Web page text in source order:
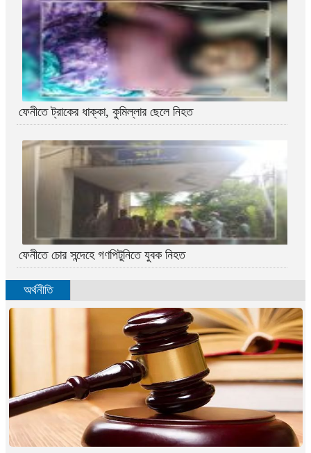
ফেনীতে ট্রাকের ধাক্কা, কুমিল্লার ছেলে নিহত
ফেনীতে চোর সন্দেহে গণপিটুনিতে যুবক নিহত
অর্থনীতি